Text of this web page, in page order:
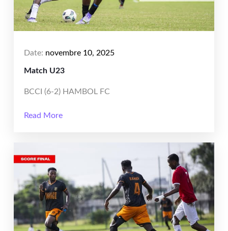
Date: novembre 10, 2025
Match U23
BCCI (6-2) HAMBOL FC
Read More